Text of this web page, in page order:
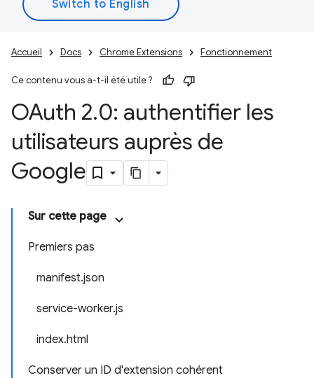
Accueil Docs Chrome Extensions Fonctionnement
Ce contenu vous a-t-il été utile ?
OAuth 2.0: authentifier les
utilisateurs auprès de
Google
Sur cette page
Premiers pas
manifest.json
service-worker.js
index.html
Conserver un ID d'extension cohérent